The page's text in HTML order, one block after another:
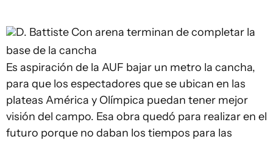
D. Battiste Con arena terminan de completar la
base de la cancha
Es aspiración de la AUF bajar un metro la cancha,
para que los espectadores que se ubican en las
plateas América y Olímpica puedan tener mejor
visión del campo. Esa obra quedó para realizar en el
futuro porque no daban los tiempos para las